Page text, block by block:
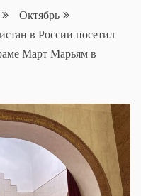
Октябрь
в России посетил
Март Марьям в